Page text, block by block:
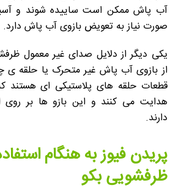
آب پاش ممکن است ساییده شوند و
صورت نیاز به تعویض بازوی آب پاش دارد.
یکی دیگر از دلایل صدای غیر معمول
از بازوی آب پاش غیر متحرک یا حلقه ی
قطعات حلقه های پلاستیکی ای هستند
هدایت می کنند و این بازو ها بر
دارند.
پریدن فیوز به هنگام
ظرفشویی بکو